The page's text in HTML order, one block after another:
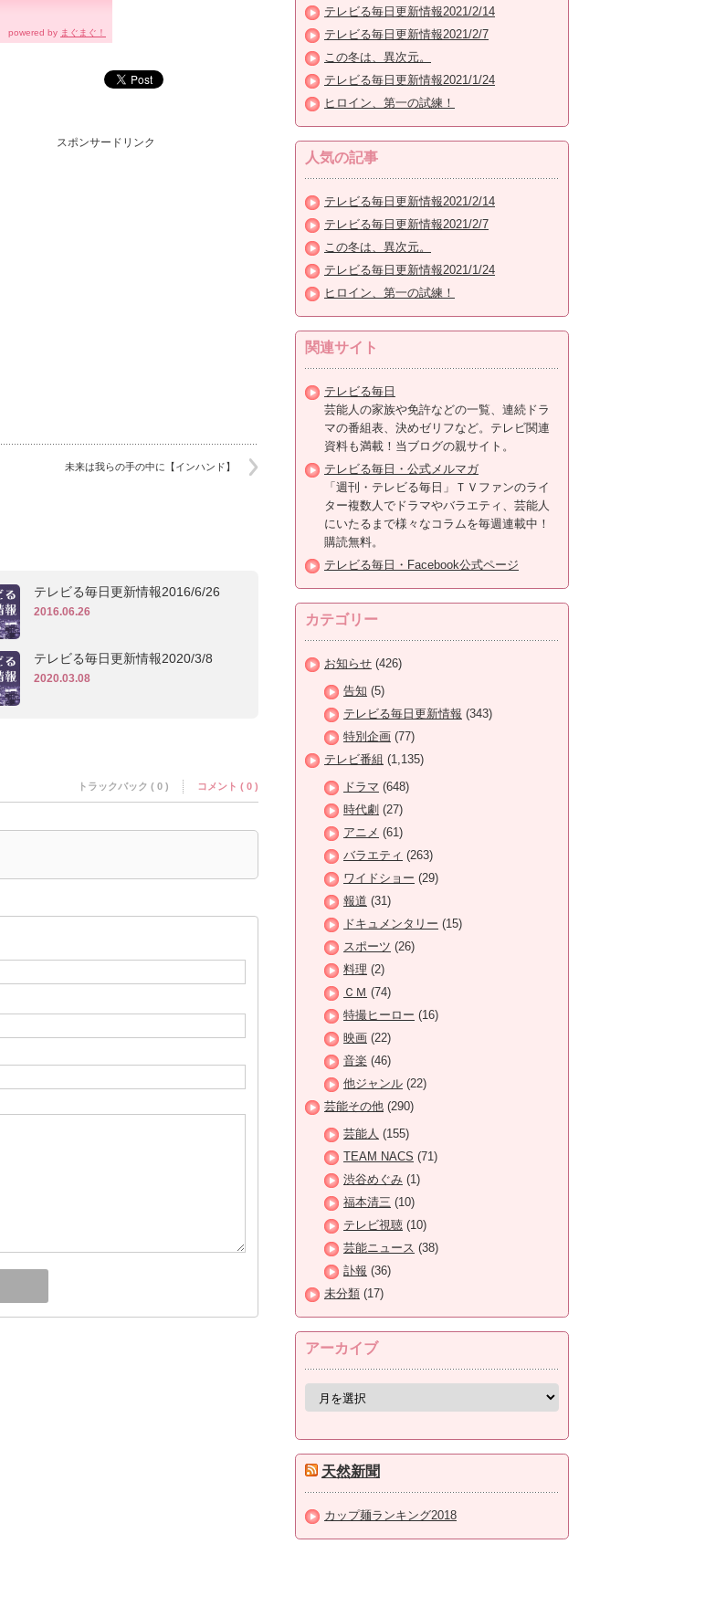
powered by まぐまぐ！
スポンサードリンク
未来は我らの手の中に【インハンド】
テレビる毎日更新情報2016/6/26
2016.06.26
テレビる毎日更新情報2020/3/8
2020.03.08
トラックバック ( 0 ) コメント ( 0 )
テレビる毎日更新情報2021/2/14
テレビる毎日更新情報2021/2/7
この冬は、異次元。
テレビる毎日更新情報2021/1/24
ヒロイン、第一の試練！
人気の記事
テレビる毎日更新情報2021/2/14
テレビる毎日更新情報2021/2/7
この冬は、異次元。
テレビる毎日更新情報2021/1/24
ヒロイン、第一の試練！
関連サイト
テレビる毎日
芸能人の家族や免許などの一覧、連続ドラ
マの番組表、決めゼリフなど。テレビ関連
資料も満載！当ブログの親サイト。
テレビる毎日・公式メルマガ
「週刊・テレビる毎日」ＴＶファンのライ
ター複数人でドラマやバラエティ、芸能人
にいたるまで様々なコラムを毎週連載中！
購読無料。
テレビる毎日・Facebook公式ページ
カテゴリー
お知らせ (426)
告知 (5)
テレビる毎日更新情報 (343)
特別企画 (77)
テレビ番組 (1,135)
ドラマ (648)
時代劇 (27)
アニメ (61)
バラエティ (263)
ワイドショー (29)
報道 (31)
ドキュメンタリー (15)
スポーツ (26)
料理 (2)
ＣＭ (74)
特撮ヒーロー (16)
映画 (22)
音楽 (46)
他ジャンル (22)
芸能その他 (290)
芸能人 (155)
TEAM NACS (71)
渋谷めぐみ (1)
福本清三 (10)
テレビ視聴 (10)
芸能ニュース (38)
訃報 (36)
未分類 (17)
アーカイブ
ー
イ
ブ
天然新聞
カップ麺ランキング2018